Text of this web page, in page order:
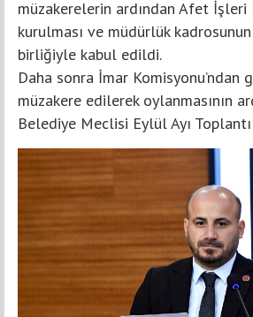
müzakerelerin ardından Afet
kurulması ve müdürlük kadrosunun
birliğiyle kabul edildi.
Daha sonra İmar Komisyonu’ndan
müzakere edilerek oylanmasının
Belediye Meclisi Eylül Ayı